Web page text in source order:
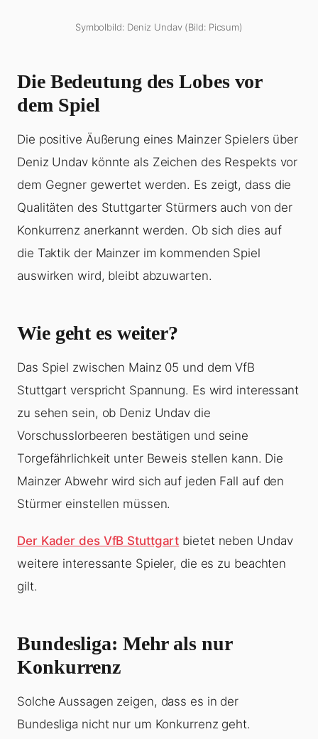
Symbolbild: Deniz Undav (Bild: Picsum)
Die Bedeutung des Lobes vor
dem Spiel
Die positive Äußerung eines Mainzer Spielers über
Deniz Undav könnte als Zeichen des Respekts vor
dem Gegner gewertet werden. Es zeigt, dass die
Qualitäten des Stuttgarter Stürmers auch von der
Konkurrenz anerkannt werden. Ob sich dies auf
die Taktik der Mainzer im kommenden Spiel
auswirken wird, bleibt abzuwarten.
Wie geht es weiter?
Das Spiel zwischen Mainz 05 und dem VfB
Stuttgart verspricht Spannung. Es wird interessant
zu sehen sein, ob Deniz Undav die
Vorschusslorbeeren bestätigen und seine
Torgefährlichkeit unter Beweis stellen kann. Die
Mainzer Abwehr wird sich auf jeden Fall auf den
Stürmer einstellen müssen.
Der Kader des VfB Stuttgart bietet neben Undav
weitere interessante Spieler, die es zu beachten
gilt.
Bundesliga: Mehr als nur
Konkurrenz
Solche Aussagen zeigen, dass es in der
Bundesliga nicht nur um Konkurrenz geht.